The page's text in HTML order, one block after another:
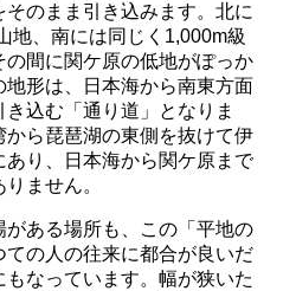
のまま引き込みます。北に
地、南には同じく1,000m級
間に関ケ原の低地がぽっか
地形は、日本海から南東方面
込む「通り道」となりま
ら琵琶湖の東側を抜けて伊
り、日本海から関ケ原まで
ません。
ある場所も、この「平地の
の人の往来に都合が良いだ
なっています。幅が狭いた